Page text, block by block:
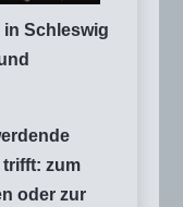
in Schleswig
zum
oder zur